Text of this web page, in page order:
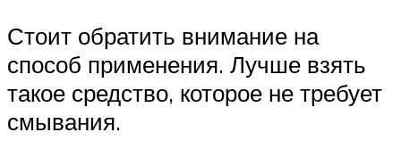
Стоит обратить внимание на
способ применения. Лучше взять
такое средство, которое не требует
смывания.